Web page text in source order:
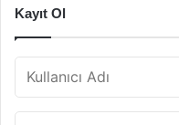
Kayıt Ol